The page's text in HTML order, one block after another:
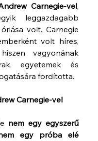
Carnegie-vel,
leggazdagabb
volt. Carnegie
volt híres,
vagyonának
egyetemek és
fordította.
Carnegie-vel
nem egy egyszerű
egy próba elé